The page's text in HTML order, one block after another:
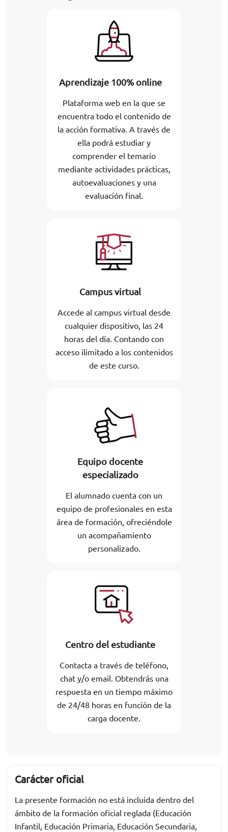
Aprendizaje 100% online
Plataforma web en la que se
encuentra todo el contenido de
la acción formativa. A través de
ella podrá estudiar y
comprender el temario
mediante actividades prácticas,
autoevaluaciones y una
evaluación final.
Campus virtual
Accede al campus virtual desde
cualquier dispositivo, las 24
horas del día. Contando con
acceso ilimitado a los contenidos
de este curso.
Equipo docente
especializado
El alumnado cuenta con un
equipo de profesionales en esta
área de formación, ofreciéndole
un acompañamiento
personalizado.
Centro del estudiante
Contacta a través de teléfono,
chat y/o email. Obtendrás una
respuesta en un tiempo máximo
de 24/48 horas en función de la
carga docente.
Carácter oficial
La presente formación no está incluida dentro del
ámbito de la formación oficial reglada (Educación
Infantil, Educación Primaria, Educación Secundaria,